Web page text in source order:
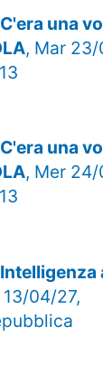
una
, Mar 23/
una
, Mer 24/
13/04/27,